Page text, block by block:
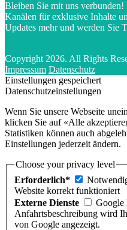
Bleiben Sie mit uns
Kanälen für exklusive Inhalte
Updates mehr und werden Sie
Copyright 2026. All Rights
Impressum Datenschutz
Einstellungen gespeichert
Datenschutzeinstellungen
Wenn Sie unsere Webseite
klicken Sie auf «Alle
Statistiken können auch
Einstellungen jederzeit ändern.
Choose your privacy level
Erforderlich*
Website korrekt funktioniert
Externe Dienste
Google
Anfahrtsbeschreibung wird
von Google angezeigt.